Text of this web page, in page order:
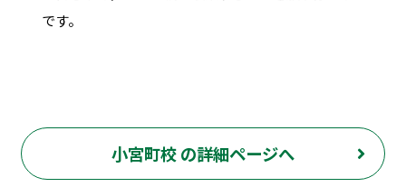
です。
小宮町校 の詳細ページへ